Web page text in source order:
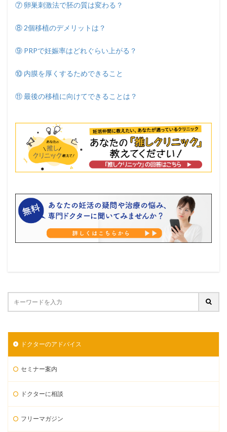
⑦ 卵巣刺激法で胚の質は変わる？
⑧ 2個移植のデメリットは？
⑨ PRPで妊娠率はどれぐらい上がる？
⑩ 内膜を厚くするためできること
⑪ 最後の移植に向けてできることは？
ドクターのアドバイス
セミナー案内
ドクターに相談
フリーマガジン